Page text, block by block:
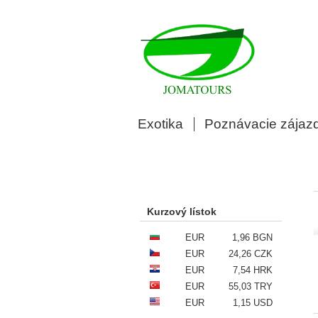
Exotika Poznávacie
Kurzový lístok
EUR
1,96 BGN
EUR
24,26 CZK
EUR
7,54 HRK
EUR
55,03 TRY
EUR
1,15 USD